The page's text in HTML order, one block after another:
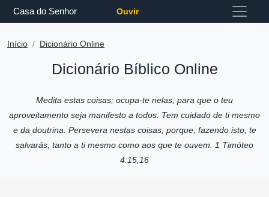
Casa do Senhor Ouvir
Início Dicionário Online
Dicionário Bíblico Online
Medita estas coisas; ocupa-te nelas, para que o teu
aproveitamento seja manifesto a todos. Tem cuidado de ti mesmo
e da doutrina. Persevera nestas coisas; porque, fazendo isto, te
salvarás, tanto a ti mesmo como aos que te ouvem. 1 Timóteo
4:15,16